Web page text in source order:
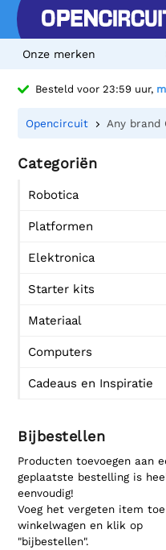
Onze merken
Besteld voor 23:59 uur,
Opencircuit Any brand
Categoriën
Robotica
Platformen
Elektronica
Starter kits
Materiaal
Computers
Cadeaus en Inspiratie
Bijbestellen
Producten toevoegen aan
geplaatste bestelling is
eenvoudig!
Voeg het vergeten item
winkelwagen en klik op
"bijbestellen".